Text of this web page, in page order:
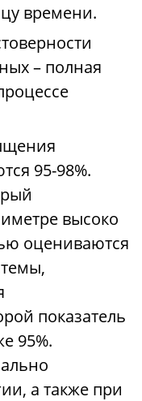
времени.
– полная
95-98%.
высоко
оцениваются
показатель
95%.
а также при